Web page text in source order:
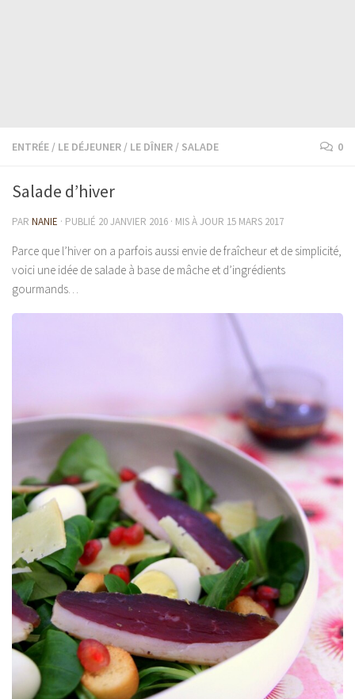
ENTRÉE / LE DÉJEUNER / LE DÎNER / SALADE 0
Salade d’hiver
PAR NANIE · PUBLIÉ 20 JANVIER 2016 · MIS À JOUR 15 MARS 2017
Parce que l’hiver on a parfois aussi envie de fraîcheur et de simplicité,
voici une idée de salade à base de mâche et d’ingrédients
gourmands…